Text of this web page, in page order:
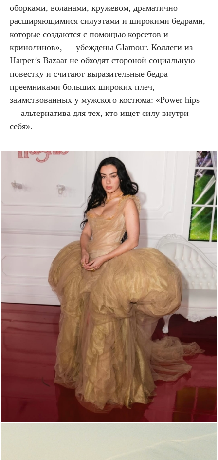
оборками, воланами, кружевом, драматично
расширяющимися силуэтами и широкими бедрами,
которые создаются с помощью корсетов и
кринолинов», — убеждены Glamour. Коллеги из
Harper’s Bazaar не обходят стороной социальную
повестку и считают выразительные бедра
преемниками больших широких плеч,
заимствованных у мужского костюма: «Power hips
— альтернатива для тех, кто ищет силу внутри
себя».